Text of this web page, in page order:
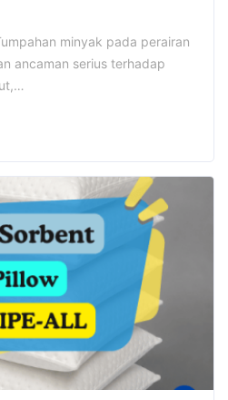
minyak pada perairan
ancaman serius terhadap